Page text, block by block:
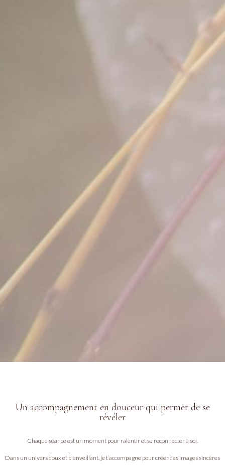
Un accompagnement en douceur qui permet de se
révéler
Chaque séance est un moment pour ralentir et se reconnecter à soi.
Dans un univers doux et bienveillant, je t’accompagne pour créer des images sincères